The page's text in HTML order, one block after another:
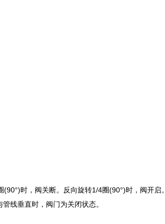
时，阀关断。反向旋转1/4圈(90°)时，阀开启。
线垂直时，阀门为关闭状态。